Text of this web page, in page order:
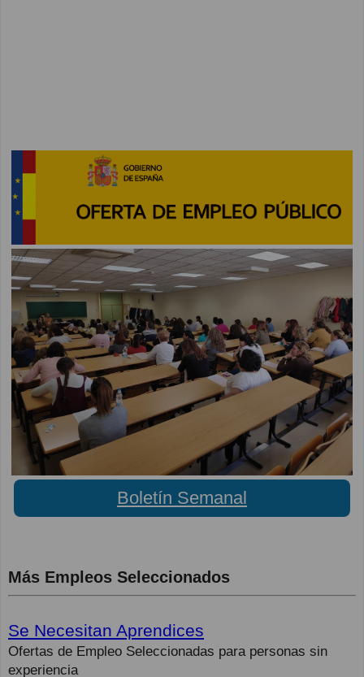
Boletín Semanal
Más Empleos Seleccionados
Se Necesitan Aprendices
Ofertas de Empleo Seleccionadas para personas sin
experiencia